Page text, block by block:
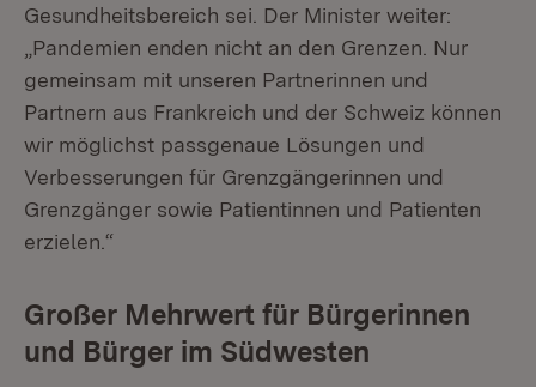
Gesundheitsbereich sei. Der Minister weiter:
„Pandemien enden nicht an den Grenzen. Nur
gemeinsam mit unseren Partnerinnen und
Partnern aus Frankreich und der Schweiz können
wir möglichst passgenaue Lösungen und
Verbesserungen für Grenzgängerinnen und
Grenzgänger sowie Patientinnen und Patienten
erzielen.“
Großer Mehrwert für Bürgerinnen
und Bürger im Südwesten